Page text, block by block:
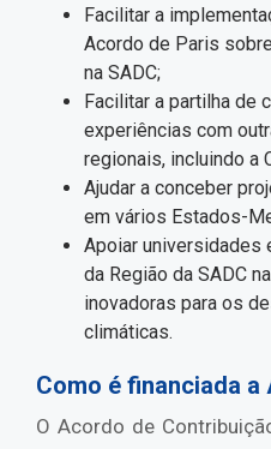
Facilitar a
Acordo de Paris
na SADC;
Facilitar a partilha de
experiências com
regionais, incluindo a
Ajudar a conceber
em vários Estados-
Apoiar universidades
da Região da SADC
inovadoras para os
climáticas.
Como é financiada a
O Acordo de